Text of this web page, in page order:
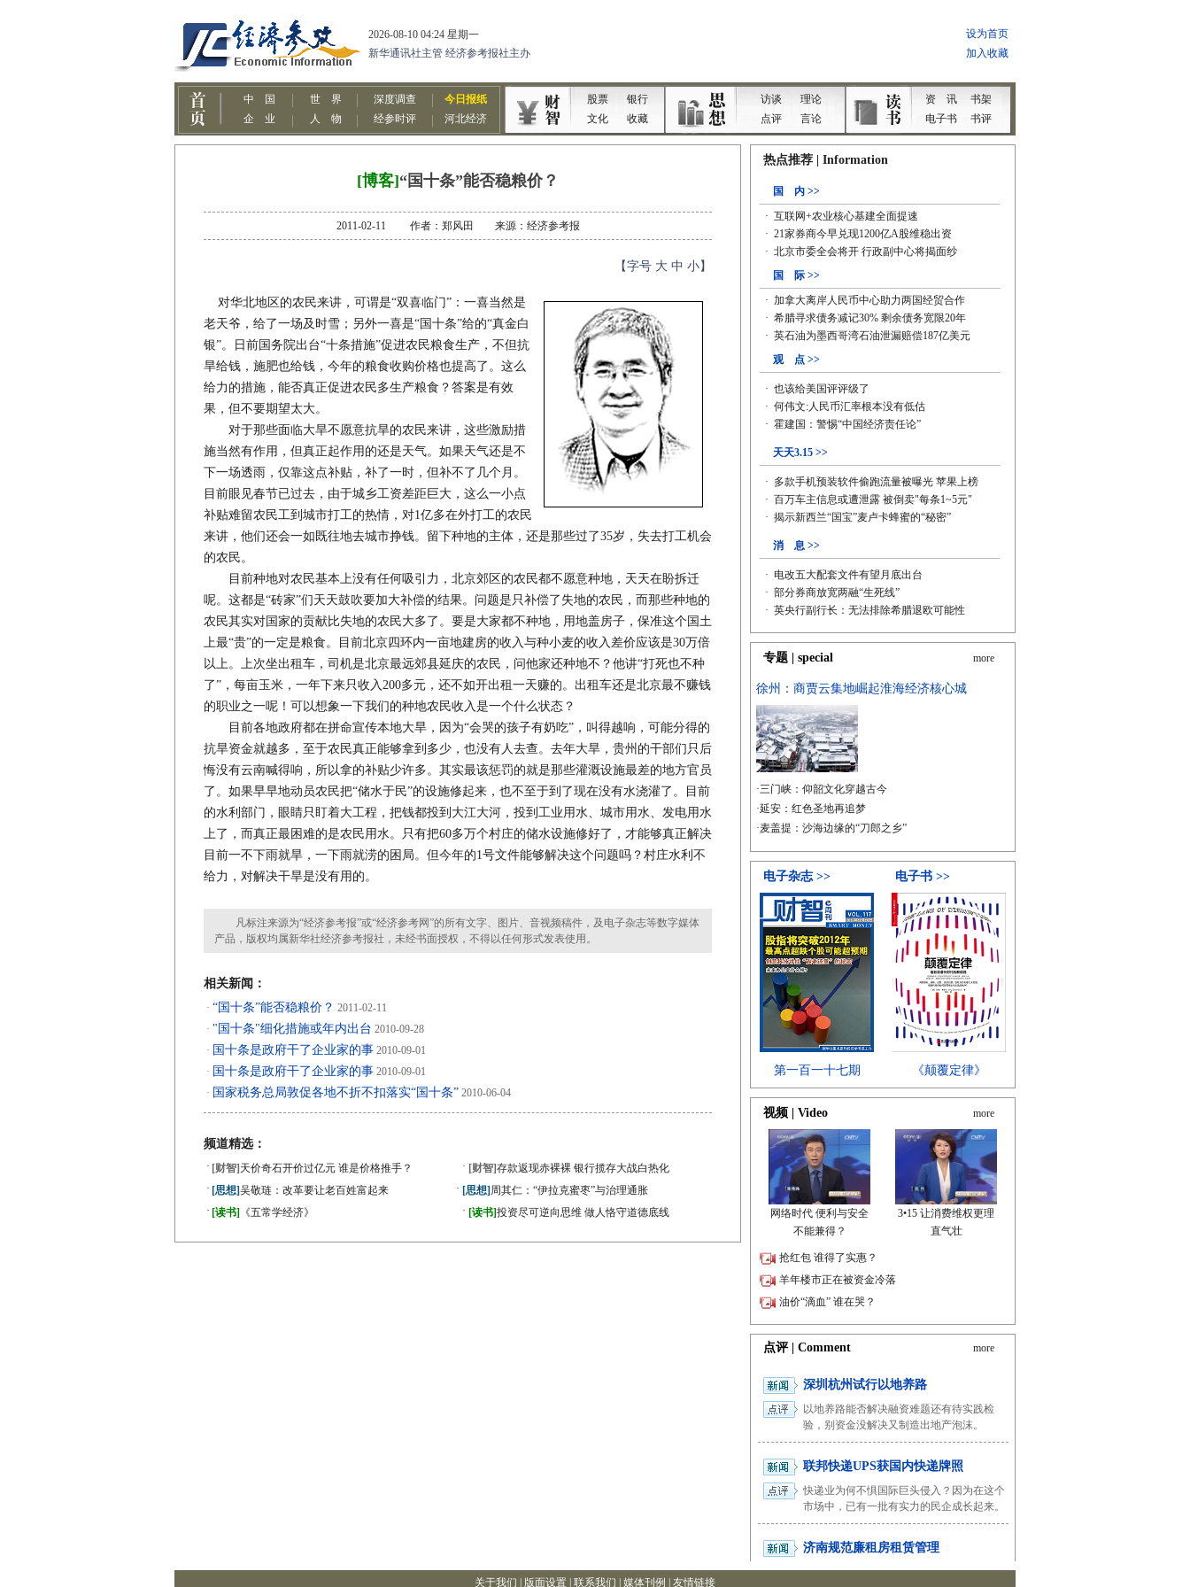
[博客]“国十条”能否稳粮价？
2011-02-11 作者：郑风田 来源：经济参考报
【字号 大 中 小】
对华北地区的农民来讲，可谓是“双喜临门”：一喜当然是
老天爷，给了一场及时雪；另外一喜是“国十条”给的“真金白
银”。日前国务院出台“十条措施”促进农民粮食生产，不但抗
旱给钱，施肥也给钱，今年的粮食收购价格也提高了。这么
给力的措施，能否真正促进农民多生产粮食？答案是有效
果，但不要期望太大。
对于那些面临大旱不愿意抗旱的农民来讲，这些激励措
施当然有作用，但真正起作用的还是天气。如果天气还是不
下一场透雨，仅靠这点补贴，补了一时，但补不了几个月。
目前眼见春节已过去，由于城乡工资差距巨大，这么一小点
补贴难留农民工到城市打工的热情，对1亿多在外打工的农民
来讲，他们还会一如既往地去城市挣钱。留下种地的主体，还是那些过了35岁，失去打工机会
的农民。
目前种地对农民基本上没有任何吸引力，北京郊区的农民都不愿意种地，天天在盼拆迁
呢。这都是“砖家”们天天鼓吹要加大补偿的结果。问题是只补偿了失地的农民，而那些种地的
农民其实对国家的贡献比失地的农民大多了。要是大家都不种地，用地盖房子，保准这个国土
上最“贵”的一定是粮食。目前北京四环内一亩地建房的收入与种小麦的收入差价应该是30万倍
以上。上次坐出租车，司机是北京最远郊县延庆的农民，问他家还种地不？他讲“打死也不种
了”，每亩玉米，一年下来只收入200多元，还不如开出租一天赚的。出租车还是北京最不赚钱
的职业之一呢！可以想象一下我们的种地农民收入是一个什么状态？
目前各地政府都在拼命宣传本地大旱，因为“会哭的孩子有奶吃”，叫得越响，可能分得的
抗旱资金就越多，至于农民真正能够拿到多少，也没有人去查。去年大旱，贵州的干部们只后
悔没有云南喊得响，所以拿的补贴少许多。其实最该惩罚的就是那些灌溉设施最差的地方官员
了。如果早早地动员农民把“储水于民”的设施修起来，也不至于到了现在没有水浇灌了。目前
的水利部门，眼睛只盯着大工程，把钱都投到大江大河，投到工业用水、城市用水、发电用水
上了，而真正最困难的是农民用水。只有把60多万个村庄的储水设施修好了，才能够真正解决
目前一不下雨就旱，一下雨就涝的困局。但今年的1号文件能够解决这个问题吗？村庄水利不
给力，对解决干旱是没有用的。
凡标注来源为“经济参考报”或“经济参考网”的所有文字、图片、音视频稿件，及电子杂志等数字媒体
产品，版权均属新华社经济参考报社，未经书面授权，不得以任何形式发表使用。
相关新闻：
· “国十条”能否稳粮价？ 2011-02-11
· "国十条"细化措施或年内出台 2010-09-28
· 国十条是政府干了企业家的事 2010-09-01
· 国十条是政府干了企业家的事 2010-09-01
· 国家税务总局敦促各地不折不扣落实“国十条” 2010-06-04
频道精选：
· [财智] 天价奇石开价过亿元 谁是价格推手？ · [财智]存款返现赤裸裸 银行揽存大战白热化
· [思想]吴敬琏：改革要让老百姓富起来 · [思想] 周其仁：“伊拉克蜜枣”与治理通胀
· [读书] 《五常学经济》 · [读书]投资尽可逆向思维 做人恪守道德底线
关于我们 版面设置 | 联系我们 | 媒体刊例 友情链接